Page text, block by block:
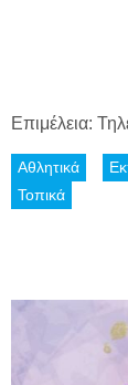
Επιμέλεια:
Αθλητικά
Τοπικά